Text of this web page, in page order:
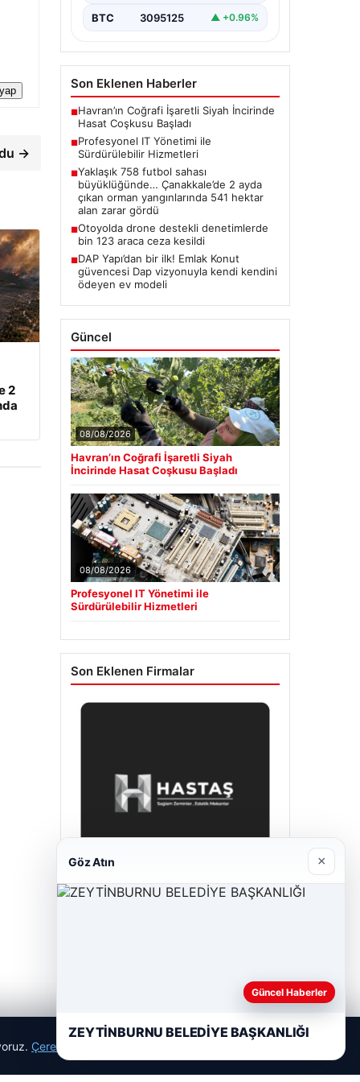
→
2
BTC 3095125 ▲ +0.96%
Son Eklenen Haberler
■Havran’ın Coğrafi İşaretli Siyah İncirinde
Hasat Coşkusu Başladı
■Profesyonel IT Yönetimi ile
Sürdürülebilir Hizmetleri
■Yaklaşık 758 futbol sahası
büyüklüğünde… Çanakkale’de 2 ayda
çıkan orman yangınlarında 541 hektar
alan zarar gördü
■Otoyolda drone destekli denetimlerde
bin 123 araca ceza kesildi
■DAP Yapı’dan bir ilk! Emlak Konut
güvencesi Dap vizyonuyla kendi kendini
ödeyen ev modeli
Güncel
08/08/2026
Havran’ın Coğrafi İşaretli Siyah
İncirinde Hasat Coşkusu Başladı
08/08/2026
Profesyonel IT Yönetimi ile
Sürdürülebilir Hizmetleri
Son Eklenen Firmalar
Çerez Politikamız
Göz Atın ×
Güncel Haberler
ZEYTİNBURNU BELEDİYE BAŞKANLIĞI